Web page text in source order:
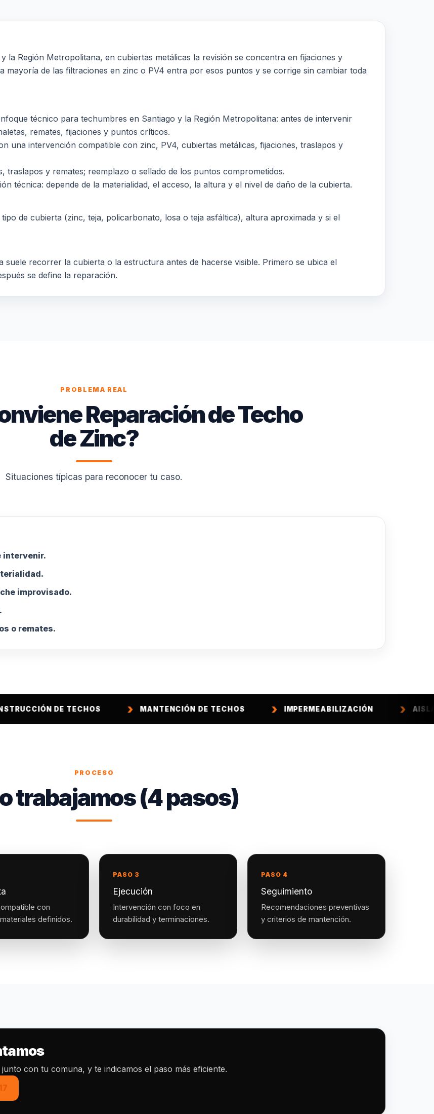
la Región Metropolitana, en cubiertas metálicas la revisión se concentra en fijaciones y
mayoría de las filtraciones en zinc o PV4 entra por esos puntos y se corrige sin cambiar toda
técnico para techumbres en Santiago y la Región Metropolitana: antes de intervenir
remates, fijaciones y puntos críticos.
una intervención compatible con zinc, PV4, cubiertas metálicas, fijaciones, traslapos y
traslapos y remates; reemplazo o sellado de los puntos comprometidos.
técnica: depende de la materialidad, el acceso, la altura y el nivel de daño de la cubierta.
de cubierta (zinc, teja, policarbonato, losa o teja asfáltica), altura aproximada y si el
suele recorrer la cubierta o la estructura antes de hacerse visible. Primero se ubica el
se define la reparación.
PROBLEMA REAL
Reparación de Techo
de Zinc?
Situaciones típicas para reconocer tu caso.
intervenir.
improvisado.
o remates.
DE TECHOS MANTENCIÓN DE TECHOS IMPERMEABILIZACIÓN AISLACIÓN
PROCESO
trabajamos (4 pasos)
con
definidos.
PASO 3
Ejecución
Intervención con foco en
durabilidad y terminaciones.
PASO 4
Seguimiento
Recomendaciones preventivas
y criterios de mantención.
con tu comuna, y te indicamos el paso más eficiente.